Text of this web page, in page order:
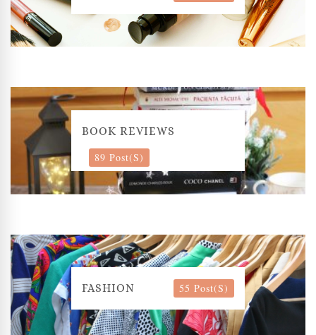
BOOK REVIEWS
89 Post(s)
FASHION 55 Post(s)